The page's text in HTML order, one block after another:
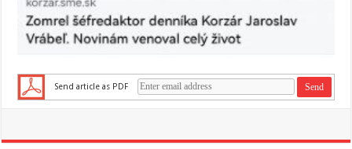
Send article as PDF